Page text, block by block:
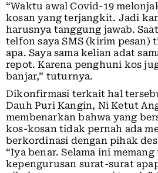
“Waktu awal Covid-19
kosan yang terjangkit. Jadi
harusnya tanggung jawab.
telfon saya SMS (kirim pesan)
apa. Saya sama kelian adat
repot. Karena penghuni kos
banjar,” tuturnya.
Dikonfirmasi terkait hal
Dauh Puri Kangin, Ni Ketut
membenarkan bahwa yang
kos-kosan tidak pernah ada
berkordinasi dengan pihak
“Iya benar. Selama ini
kepengurusan surat-surat